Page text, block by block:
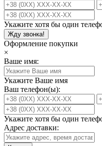
Укажите хотя бы один
Жду звонка!
Оформление покупки
×
Ваше имя:
Укажите Ваше имя
Ваш телефон(ы):
Укажите хотя бы один
Адрес доставки: